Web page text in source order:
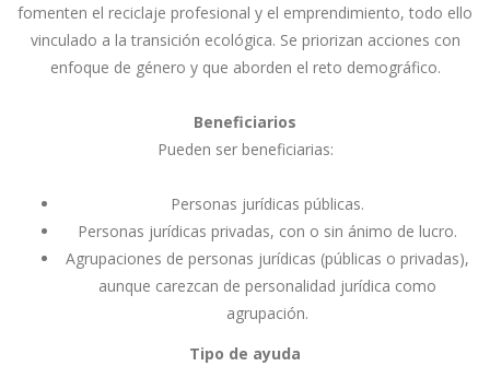
fomenten el reciclaje profesional y el emprendimiento, todo ello
vinculado a la transición ecológica. Se priorizan acciones con
enfoque de género y que aborden el reto demográfico.
Beneficiarios
Pueden ser beneficiarias:
Personas jurídicas públicas.
Personas jurídicas privadas, con o sin ánimo de lucro.
Agrupaciones de personas jurídicas (públicas o privadas),
aunque carezcan de personalidad jurídica como
agrupación.
Tipo de ayuda